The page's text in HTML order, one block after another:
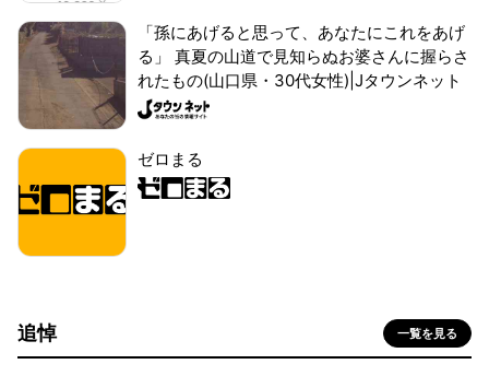
「孫にあげると思って、あなたにこれをあげ
る」 真夏の山道で見知らぬお婆さんに握らさ
れたもの(山口県・30代女性)|Jタウンネット
ゼロまる
追悼 一覧を見る